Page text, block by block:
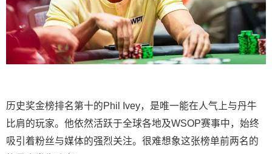
历史奖金榜排名第十的Phil Ivey，是唯一能在人气上与丹牛
比肩的玩家。他依然活跃于全球各地及WSOP赛事中，始终
吸引着粉丝与媒体的强烈关注。很难想象这张榜单前两名的